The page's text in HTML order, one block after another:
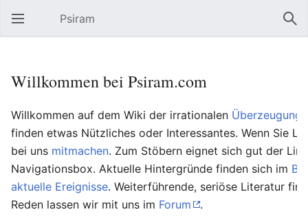
Hauptmenü öffnen Psiram
Willkommen bei Psiram.com
Willkommen auf dem Wiki der irrationalen
finden etwas Nützliches oder Interessantes. Wenn Sie
bei uns mitmachen. Zum Stöbern eignet sich gut der
Navigationsbox. Aktuelle Hintergründe finden sich im
aktuelle Ereignisse. Weiterführende, seriöse Literatur
Reden lassen wir mit uns im Forum .